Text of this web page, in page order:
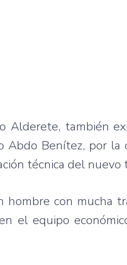
Alderete, también
Benítez, por
técnica del
hombre con mucha
el equipo